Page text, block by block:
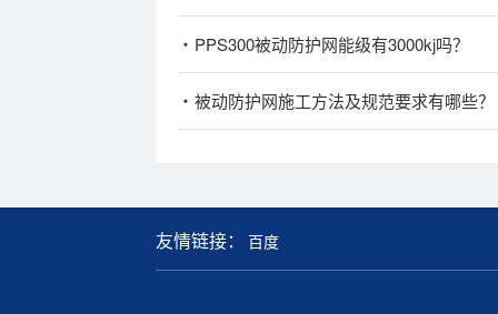
PPS300被动防护网能级有3000kj吗？
被动防护网施工方法及规范要求有哪些？
友情链接： 百度